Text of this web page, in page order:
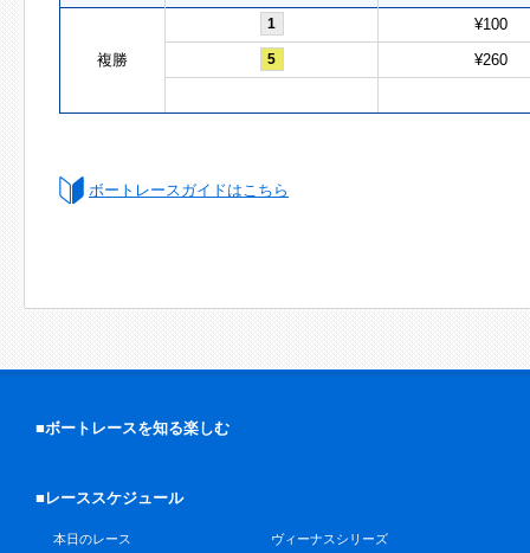
複勝
1 ¥100
5 ¥260
ボートレースガイドはこちら
■ボートレースを知る楽しむ
■レーススケジュール
本日のレース
ヴィーナスシリーズ